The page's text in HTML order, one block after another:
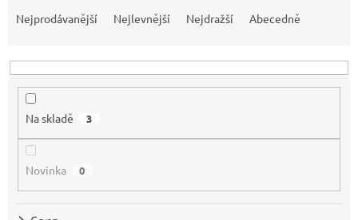
n
Nejprodávanější Nejlevnější Nejdražší Abecedně
Na skladě 3
Novinka 0